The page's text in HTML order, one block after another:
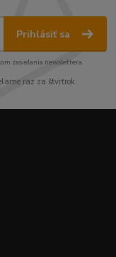
Prihlásiť sa
zasielania newslettera.
raz za štvrťrok.